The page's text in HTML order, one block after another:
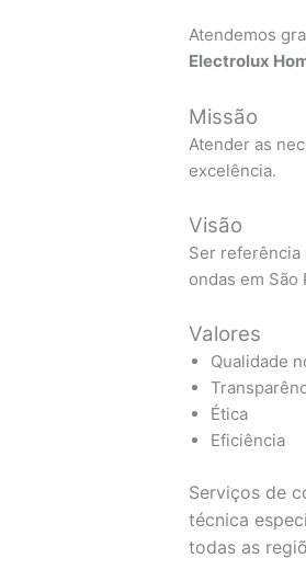
Atendemos
Electrolux
Missão
Atender as
excelência.
Visão
Ser
ondas em São
Valores
Qualidade
Ética
Eficiência
Serviços de
técnica
todas as